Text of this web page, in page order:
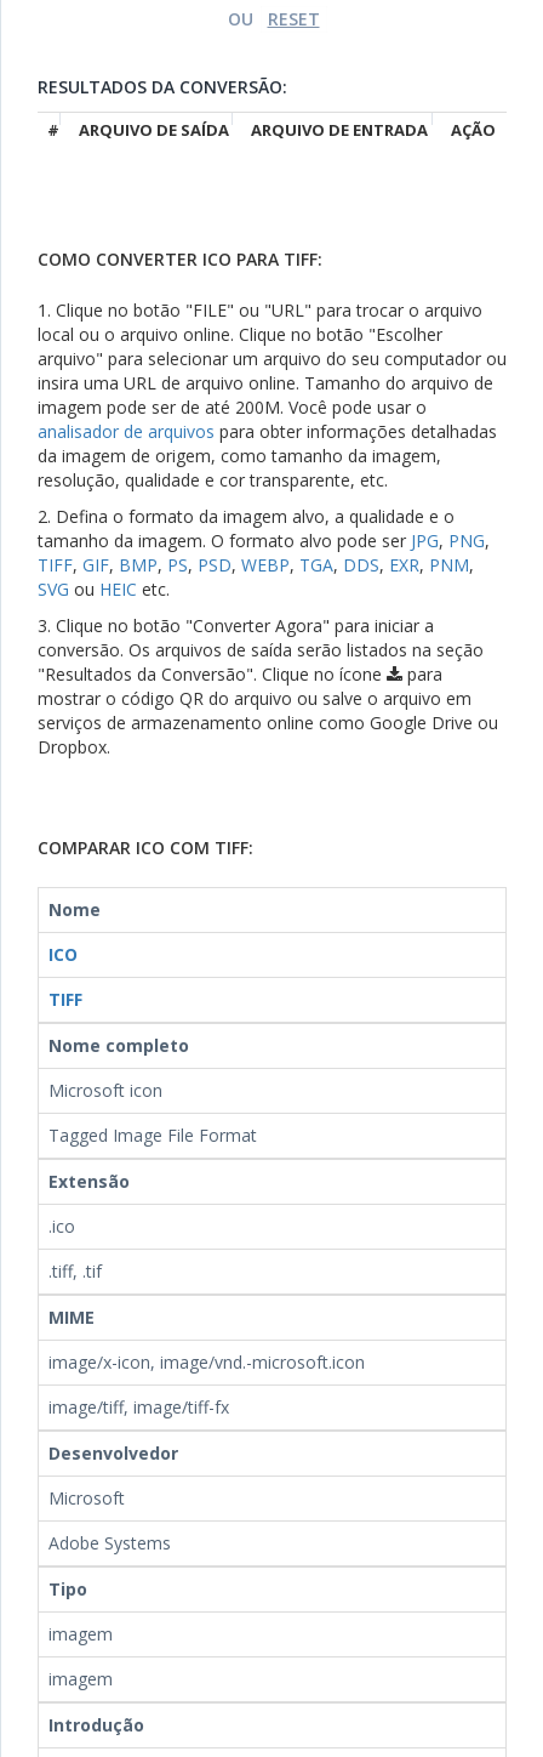
OU
RESULTADOS DA CONVERSÃO:
# ARQUIVO DE SAÍDA ARQUIVO DE ENTRADA AÇÃO
COMO CONVERTER ICO PARA TIFF:
1. Clique no botão "FILE" ou "URL" para trocar o arquivo
local ou o arquivo online. Clique no botão "Escolher
arquivo" para selecionar um arquivo do seu computador ou
insira uma URL de arquivo online. Tamanho do arquivo de
imagem pode ser de até 200M. Você pode usar o
analisador de arquivos para obter informações detalhadas
da imagem de origem, como tamanho da imagem,
resolução, qualidade e cor transparente, etc.
2. Defina o formato da imagem alvo, a qualidade e o
tamanho da imagem. O formato alvo pode ser JPG, PNG,
TIFF, GIF, BMP, PS, PSD, WEBP, TGA, DDS, EXR, PNM,
SVG ou HEIC etc.
3. Clique no botão "Converter Agora" para iniciar a
conversão. Os arquivos de saída serão listados na seção
"Resultados da Conversão". Clique no ícone
para
mostrar o código QR do arquivo ou salve o arquivo em
serviços de armazenamento online como Google Drive ou
Dropbox.
COMPARAR ICO COM TIFF:
Nome
ICO
TIFF
Nome completo
Microsoft icon
Tagged Image File Format
Extensão
.ico
.tiff, .tif
MIME
image/x-icon, image/vnd.-microsoft.icon
image/tiff, image/tiff-fx
Desenvolvedor
Microsoft
Adobe Systems
Tipo
imagem
imagem
Introdução